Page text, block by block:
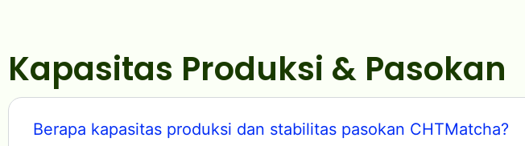
Kapasitas Produksi & Pasokan
Berapa kapasitas produksi dan stabilitas pasokan CHTMatcha?